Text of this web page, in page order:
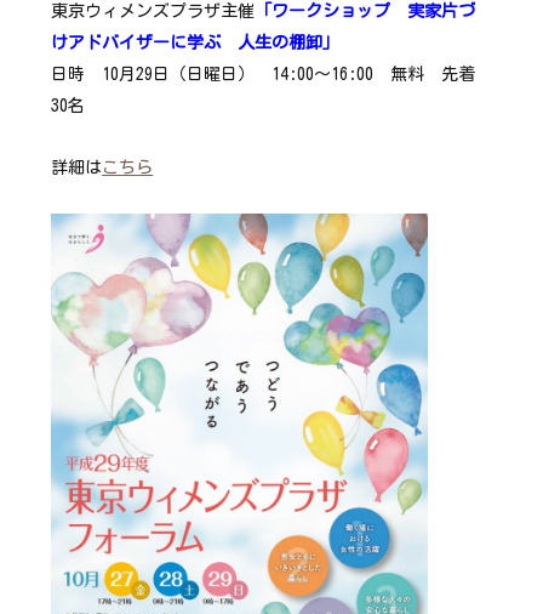
東京ウィメンズプラザ主催 「ワークショップ 実家片づ
けアドバイザーに学ぶ 人生の棚卸」
日時 10月29日（日曜日） 14:00～16:00 無料 先着
30名
詳細は こちら